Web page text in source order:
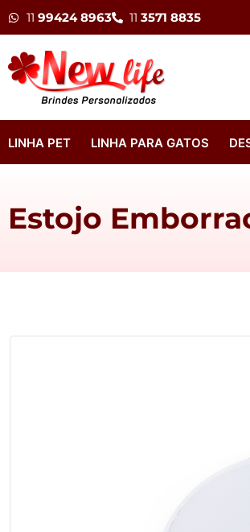
11 99424 8963 11 3571 8835
LINHA PET LINHA PARA GATOS
Estojo